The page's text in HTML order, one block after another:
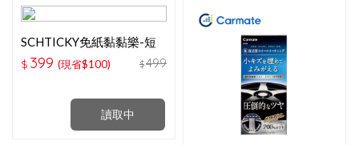
讀取中
SCHTICKY免紙黏黏樂-短
柄
$ 399 (現省$100) $499